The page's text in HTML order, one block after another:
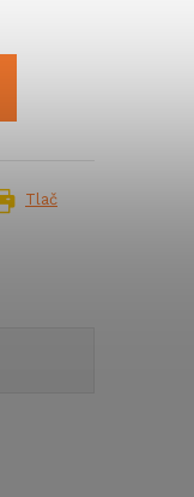
Tlač